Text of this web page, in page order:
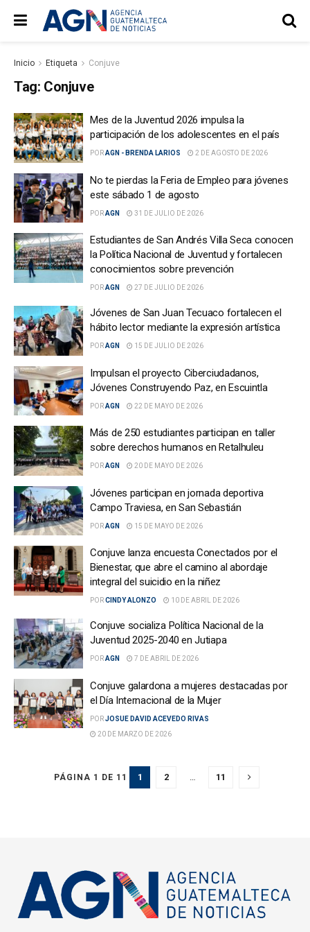
Inicio Etiqueta Conjuve
Tag: Conjuve
Mes de la Juventud 2026 impulsa la
participación de los adolescentes en el país
PORAGN - BRENDA LARIOS 2 DE AGOSTO DE 2026
No te pierdas la Feria de Empleo para jóvenes
este sábado 1 de agosto
PORAGN 31 DE JULIO DE 2026
Estudiantes de San Andrés Villa Seca conocen
la Política Nacional de Juventud y fortalecen
conocimientos sobre prevención
PORAGN 27 DE JULIO DE 2026
Jóvenes de San Juan Tecuaco fortalecen el
hábito lector mediante la expresión artística
PORAGN 15 DE JULIO DE 2026
Impulsan el proyecto Ciberciudadanos,
Jóvenes Construyendo Paz, en Escuintla
PORAGN 22 DE MAYO DE 2026
Más de 250 estudiantes participan en taller
sobre derechos humanos en Retalhuleu
PORAGN 20 DE MAYO DE 2026
Jóvenes participan en jornada deportiva
Campo Traviesa, en San Sebastián
PORAGN 15 DE MAYO DE 2026
Conjuve lanza encuesta Conectados por el
Bienestar, que abre el camino al abordaje
integral del suicidio en la niñez
PORCINDY ALONZO 10 DE ABRIL DE 2026
Conjuve socializa Política Nacional de la
Juventud 2025-2040 en Jutiapa
PORAGN 7 DE ABRIL DE 2026
Conjuve galardona a mujeres destacadas por
el Día Internacional de la Mujer
PORJOSUE DAVID ACEVEDO RIVAS
20 DE MARZO DE 2026
PÁGINA 1 DE 11 1 2 11